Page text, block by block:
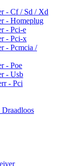
- Cf / Sd / Xd
- Homeplug
- Pci-e
- Pci-x
- Pcmcia /
- Poe
- Usb
- Pci